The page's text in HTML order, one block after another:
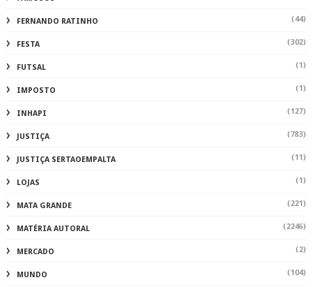
FERNANDO RATINHO (44)
FESTA (302)
FUTSAL (1)
IMPOSTO (1)
INHAPI (127)
JUSTIÇA (783)
JUSTIÇA SERTAOEMPALTA (11)
LOJAS (1)
MATA GRANDE (221)
MATÉRIA AUTORAL (2246)
MERCADO (2)
MUNDO (104)